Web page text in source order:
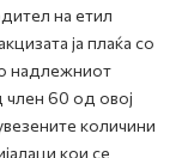
на етил
ја плаќа со
надлежниот
60 од овој
количини
кои се